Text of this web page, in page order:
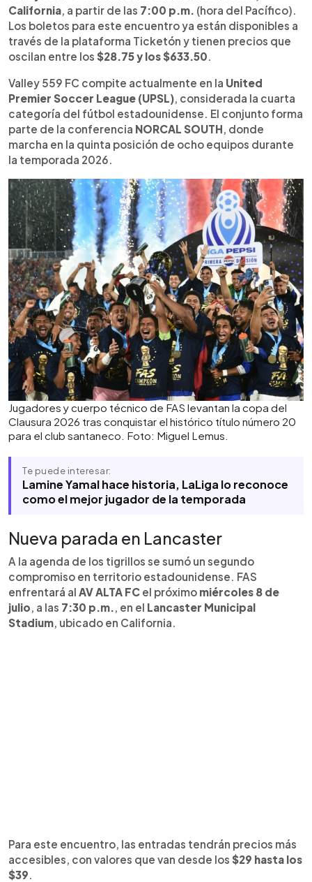
encuentros, los aficionados podrán ver de cerca
el trofeo conquistado en la Liga Mayor. Las
entradas para ambos eventos ya están
disponibles, con precios que varían según la
localidad.
California, a partir de las 7:00 p.m. (hora del Pacífico).
Los boletos para este encuentro ya están disponibles a
través de la plataforma Ticketón y tienen precios que
oscilan entre los $28.75 y los $633.50.
Valley 559 FC compite actualmente en la United
Premier Soccer League (UPSL), considerada la cuarta
categoría del fútbol estadounidense. El conjunto forma
parte de la conferencia NORCAL SOUTH, donde
marcha en la quinta posición de ocho equipos durante
la temporada 2026.
Jugadores y cuerpo técnico de FAS levantan la copa del
Clausura 2026 tras conquistar el histórico título número 20
para el club santaneco. Foto: Miguel Lemus.
Te puede interesar:
Lamine Yamal hace historia, LaLiga lo reconoce
como el mejor jugador de la temporada
Nueva parada en Lancaster
A la agenda de los tigrillos se sumó un segundo
compromiso en territorio estadounidense. FAS
enfrentará al AV ALTA FC el próximo miércoles 8 de
julio, a las 7:30 p.m., en el Lancaster Municipal
Stadium, ubicado en California.
Para este encuentro, las entradas tendrán precios más
accesibles, con valores que van desde los $29 hasta los
$39.